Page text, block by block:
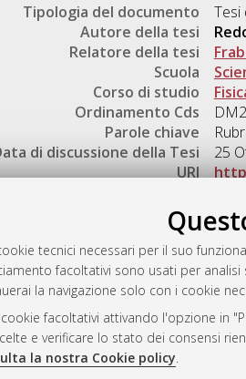
tecnici necessari per il suo
facoltativi sono usati per
la navigazione solo con i cookie
facoltativi attivando l'opzione in
e verificare lo stato dei consensi
la nostra Cookie policy.
Tipologia del documento
Tesi
Autore della tesi
Relatore della tesi
Scuola
Corso di studio
Ordinamento Cds
Parole chiave
di discussione della Tesi
25
URI
AMS Laurea
Servizio implementato e
Impostazioni Cookie
Informativa sulla privacy
Condizioni d’uso del sito